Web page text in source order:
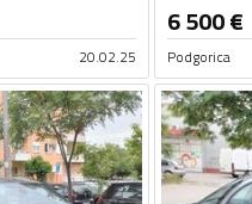
20.02.25
6 500€
Podgorica